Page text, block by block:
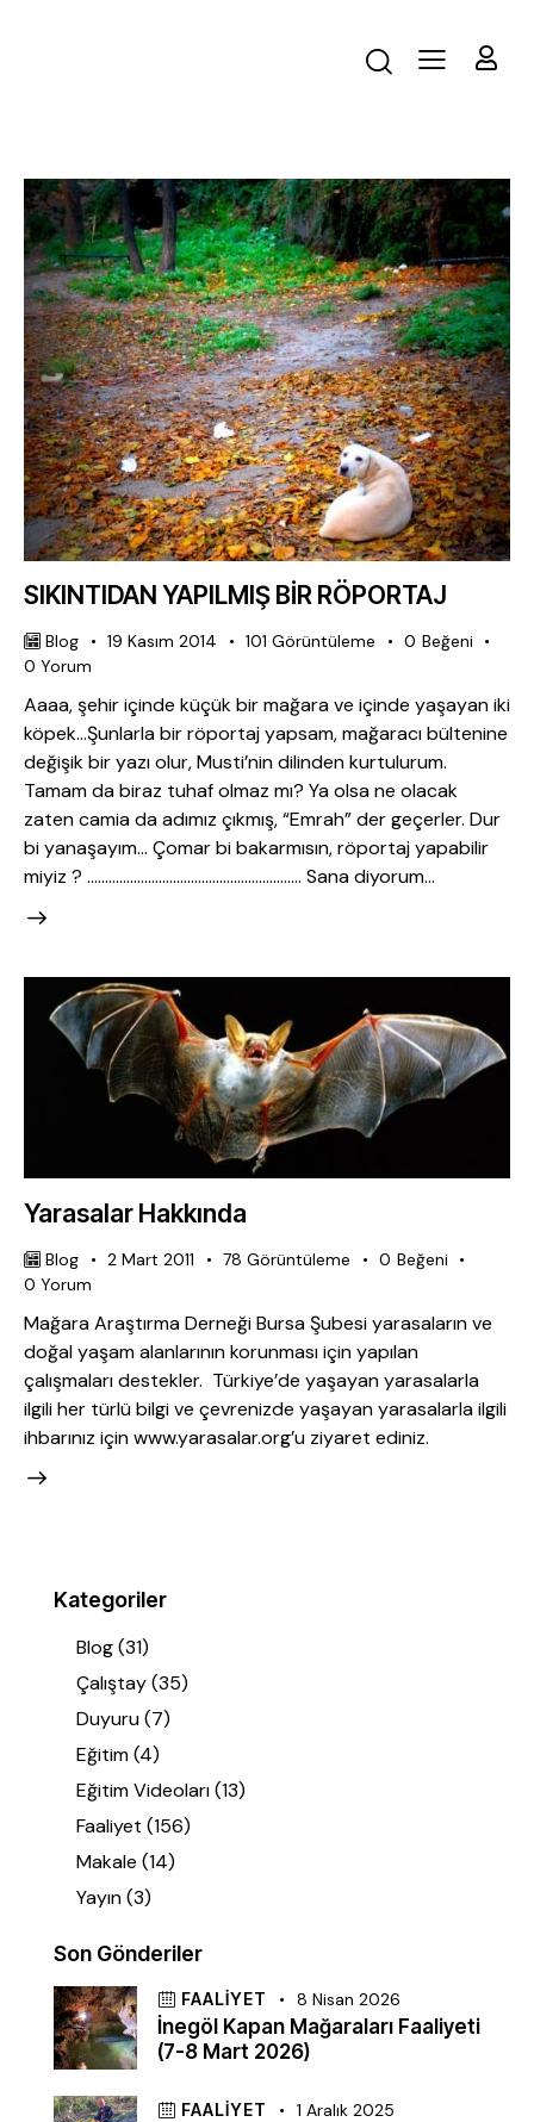
SIKINTIDAN YAPILMIŞ BİR RÖPORTAJ
Blog 19 Kasım 2014 101 Görüntüleme 0 Beğeni
0 Yorum
Aaaa, şehir içinde küçük bir mağara ve içinde yaşayan iki
köpek…Şunlarla bir röportaj yapsam, mağaracı bültenine
değişik bir yazı olur, Musti’nin dilinden kurtulurum.
Tamam da biraz tuhaf olmaz mı? Ya olsa ne olacak
zaten camia da adımız çıkmış, “Emrah” der geçerler. Dur
bi yanaşayım… Çomar bi bakarmısın, röportaj yapabilir
miyiz ? …………………………………………………… Sana diyorum…
Yarasalar Hakkında
Blog 2 Mart 2011 78 Görüntüleme 0 Beğeni
0 Yorum
Mağara Araştırma Derneği Bursa Şubesi yarasaların ve
doğal yaşam alanlarının korunması için yapılan
çalışmaları destekler. Türkiye’de yaşayan yarasalarla
ilgili her türlü bilgi ve çevrenizde yaşayan yarasalarla ilgili
ihbarınız için www.yarasalar.org’u ziyaret ediniz.
Kategoriler
Blog(31)
Çalıştay(35)
Duyuru(7)
Eğitim(4)
Eğitim Videoları(13)
Faaliyet (156)
Makale (14)
Yayın(3)
Son Gönderiler
FAALIYET 8 Nisan 2026
İnegöl Kapan Mağaraları Faaliyeti
(7-8 Mart 2026)
FAALIYET 1 Aralık 2025